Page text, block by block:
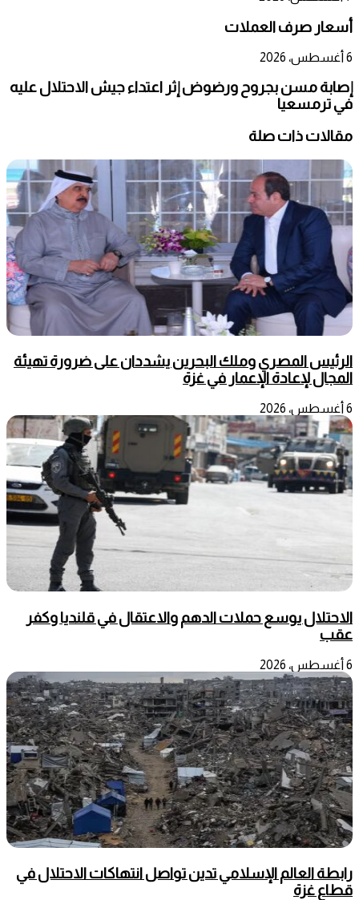
أسعار صرف العملات
6 أغسطس، 2026
إصابة مسن بجروح ورضوض إثر اعتداء جيش الاحتلال عليه
في ترمسعيا
مقالات ذات صلة
الرئيس المصري وملك البحرين يشددان على ضرورة تهيئة
المجال لإعادة الإعمار في غزة
6 أغسطس، 2026
الاحتلال يوسع حملات الدهم والاعتقال في قلنديا وكفر
عقب
6 أغسطس، 2026
رابطة العالم الإسلامي تدين تواصل انتهاكات الاحتلال في
قطاع غزة